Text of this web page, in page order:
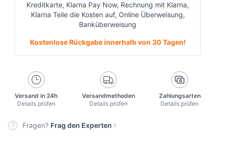
Kreditkarte, Klarna Pay Now, Rechnung mit Klarna,
Klarna Teile die Kosten auf, Online Überweisung,
Banküberweisung
Kostenlose Rückgabe innerhalb von 30 Tagen!
Versand in 24h
Details prüfen
Versandmethoden
Details prüfen
Zahlungsarten
Details prüfen
Fragen? Frag den Experten